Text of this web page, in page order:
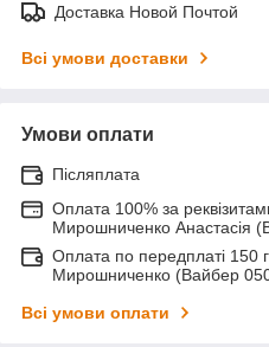
Доставка Новой Почтой
Всі умови доставки
Умови оплати
Післяплата
Оплата 100% за
Мирошниченко Анастасія
Оплата по передплаті 150
Мирошниченко (Вайбер
Всі умови оплати